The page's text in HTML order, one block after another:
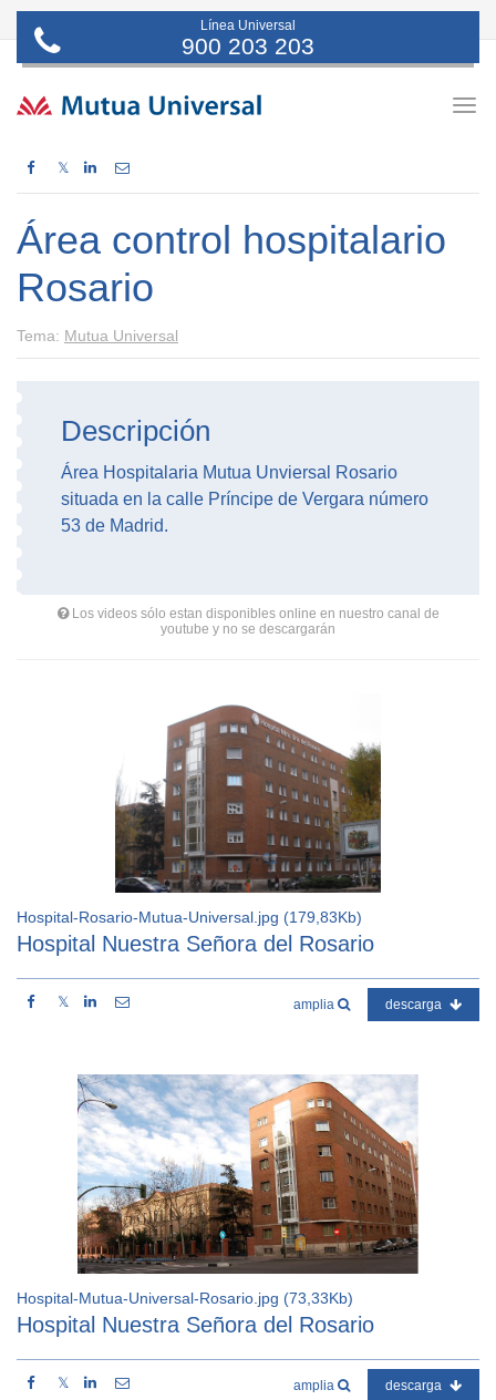
Línea Universal
900 203 203
𝕏
Área control hospitalario
Rosario
Tema: Mutua Universal
Descripción
Área Hospitalaria Mutua Unviersal Rosario
situada en la calle Príncipe de Vergara número
53 de Madrid.
Los videos sólo estan disponibles online en nuestro canal de
youtube y no se descargarán
Hospital-Rosario-Mutua-Universal.jpg (179,83Kb)
Hospital Nuestra Señora del Rosario
𝕏 descarga
amplia
Hospital-Mutua-Universal-Rosario.jpg (73,33Kb)
Hospital Nuestra Señora del Rosario
𝕏 descarga
amplia